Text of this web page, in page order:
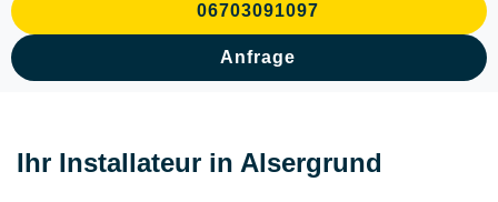
06703091097
Anfrage
Ihr Installateur in Alsergrund